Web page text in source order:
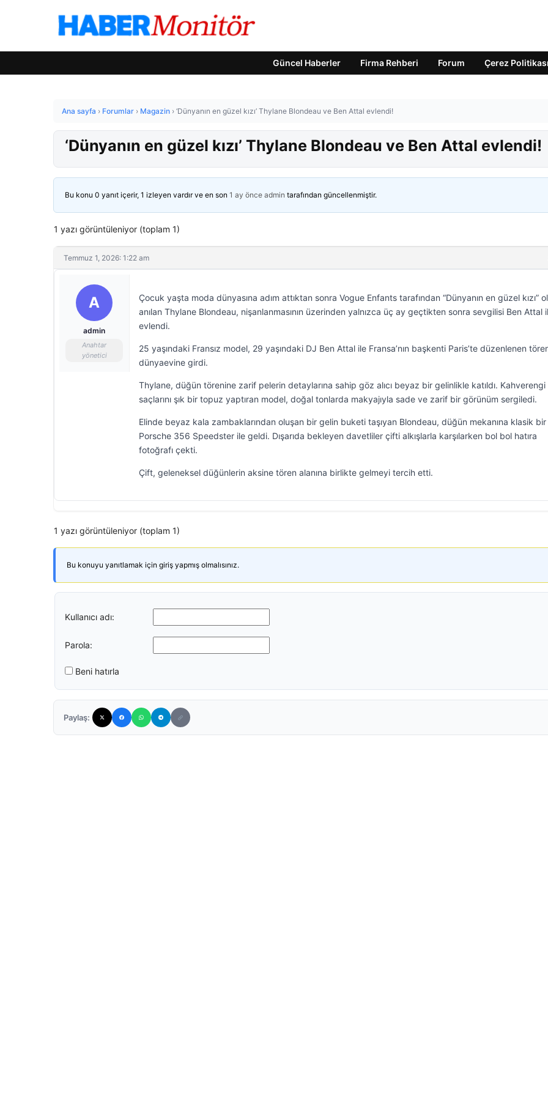
Güncel Haberler Firma Rehberi Forum Çerez Politikası
Ana sayfa › Forumlar › Magazin › ‘Dünyanın en güzel kızı’ Thylane Blondeau ve Ben Attal evlendi!
‘Dünyanın en güzel kızı’ Thylane Blondeau ve Ben Attal evlendi!
Bu konu 0 yanıt içerir, 1 izleyen vardır ve en son 1 ay önce admin tarafından güncellenmiştir.
1 yazı görüntüleniyor (toplam 1)
Temmuz 1, 2026: 1:22 am
A
admin
Anahtar
yönetici
Çocuk yaşta moda dünyasına adım attıktan sonra Vogue Enfants tarafından “Dünyanın en güzel kızı”
anılan Thylane Blondeau, nişanlanmasının üzerinden yalnızca üç ay geçtikten sonra sevgilisi Ben Attal
evlendi.
25 yaşındaki Fransız model, 29 yaşındaki DJ Ben Attal ile Fransa’nın başkenti Paris’te düzenlenen
dünyaevine girdi.
Thylane, düğün törenine zarif pelerin detaylarına sahip göz alıcı beyaz bir gelinlikle katıldı. Kahverengi
saçlarını şık bir topuz yaptıran model, doğal tonlarda makyajıyla sade ve zarif bir görünüm sergiledi.
Elinde beyaz kala zambaklarından oluşan bir gelin buketi taşıyan Blondeau, düğün mekanına klasik bir
Porsche 356 Speedster ile geldi. Dışarıda bekleyen davetliler çifti alkışlarla karşılarken bol bol hatıra
fotoğrafı çekti.
Çift, geleneksel düğünlerin aksine tören alanına birlikte gelmeyi tercih etti.
1 yazı görüntüleniyor (toplam 1)
Bu konuyu yanıtlamak için giriş yapmış olmalısınız.
Kullanıcı adı:
Parola:
Beni hatırla
Paylaş: